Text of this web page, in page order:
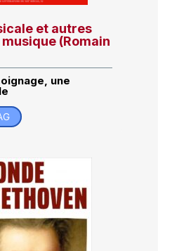
et autres
(Romain
une